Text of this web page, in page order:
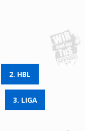
2. HBL
3. LIGA